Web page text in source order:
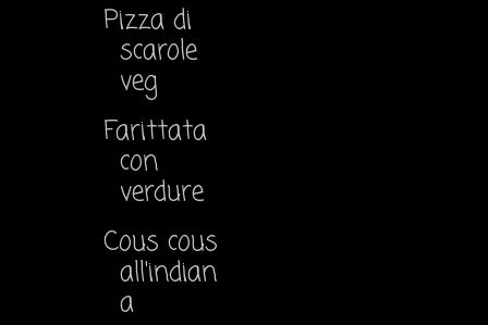
Pizza di
scarole
veg
Farittata
con
verdure
Cous cous
all'indian
a